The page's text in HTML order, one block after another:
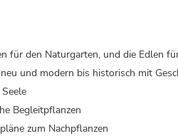
für den Naturgarten, und die Edlen
und modern bis historisch mit
Begleitpflanzen
zum Nachpflanzen